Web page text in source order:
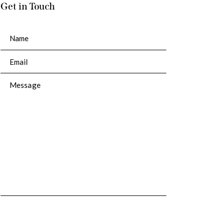
Get in Touch